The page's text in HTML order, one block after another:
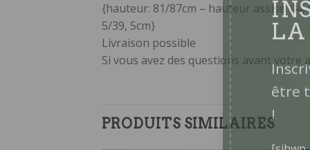
LA
être
!
{hauteur: 81/87cm – hauteur assise:
5/39, 5cm}
Livraison possible
Si vous avez des questions avant votre
PRODUITS SIMILAIRES